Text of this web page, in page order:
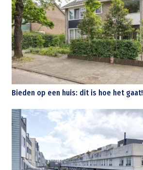
Bieden op een huis: dit is hoe het gaat!